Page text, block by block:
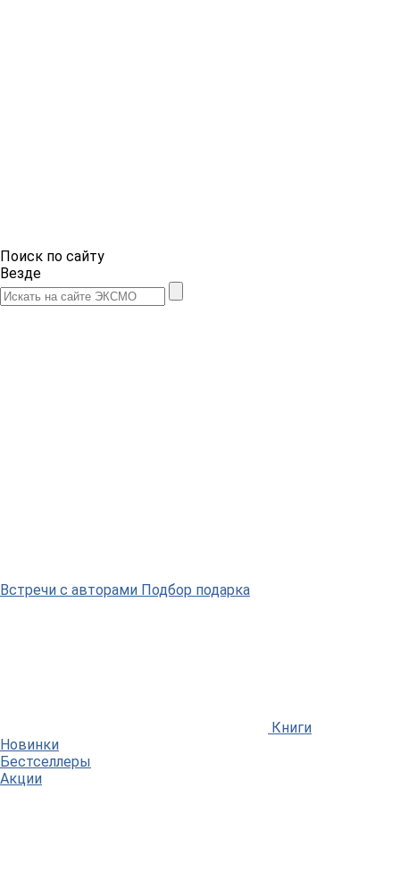
Поиск по сайту
Везде
Встречи с авторами Подбор подарка
Книги
Новинки
Бестселлеры
Акции